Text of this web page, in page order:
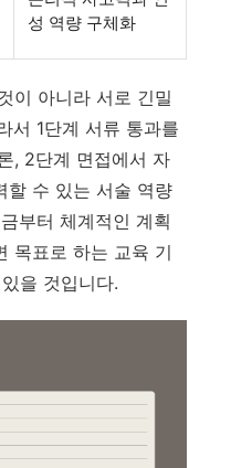
성 역량 구체화
이 아니라 서로 긴밀
서 1단계 서류 통과를
, 2단계 면접에서 자
할 수 있는 서술 역량
부터 체계적인 계획
목표로 하는 교육 기
을 것입니다.